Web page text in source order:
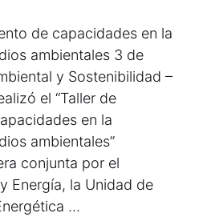
de capacidades en la
ambientales 3 de
y Sostenibilidad –
el “Taller de
en la
ambientales”
conjunta por el
Energía, la Unidad de
…